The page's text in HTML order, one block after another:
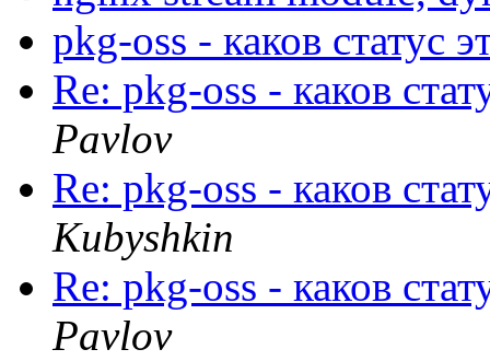
pkg-oss - каков статус
Re: pkg-oss - каков
Pavlov
Re: pkg-oss - каков
Kubyshkin
Re: pkg-oss - каков
Pavlov